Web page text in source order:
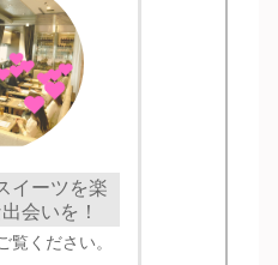
イーツを楽
会いを！
覧ください。